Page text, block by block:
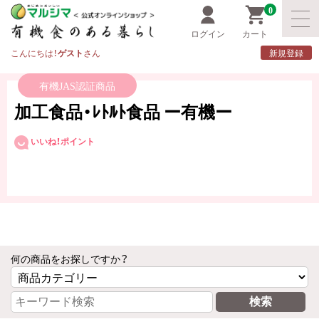
ログイン
0
カート
こんにちは！ゲストさん 新規登録
有機JAS認証商品
加工食品・ﾚﾄﾙﾄ食品 ー有機ー
いいね！ポイント
何の商品をお探しですか？